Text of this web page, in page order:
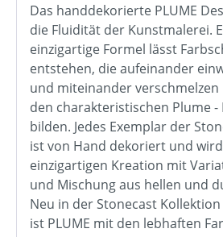
Das handdekorierte PLUME
die Fluidität der Kunstmalerei.
einzigartige Formel lässt
entstehen, die aufeinander
und miteinander verschmelzen
den charakteristischen Plume -
bilden. Jedes Exemplar der
ist von Hand dekoriert und
einzigartigen Kreation mit
und Mischung aus hellen und
Neu in der Stonecast Kollektion
ist PLUME mit den lebhaften